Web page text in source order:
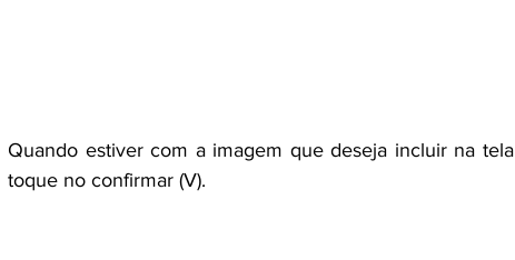
Quando estiver com a imagem que deseja incluir na tela
toque no confirmar (V).